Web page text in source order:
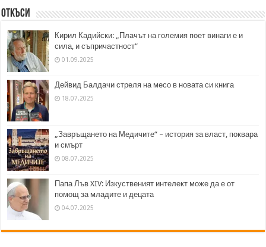
Откъси
Кирил Кадийски: „Плачът на големия поет винаги е и
сила, и съпричастност“
01.09.2025
Дейвид Балдачи стреля на месо в новата си книга
18.07.2025
„Завръщането на Медичите“ – история за власт, поквара
и смърт
08.07.2025
Папа Лъв XIV: Изкуственият интелект може да е от
помощ за младите и децата
04.07.2025